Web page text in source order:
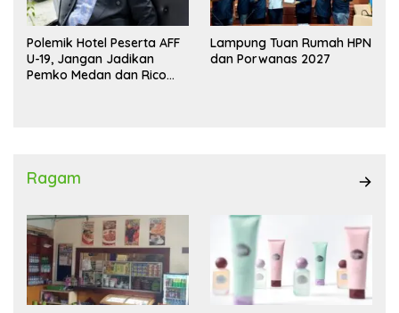
Polemik Hotel Peserta AFF
U-19, Jangan Jadikan
Pemko Medan dan Rico
Lampung Tuan Rumah HPN
dan Porwanas 2027
Ragam